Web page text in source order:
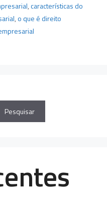
,características do
,o que é direito
Pesquisar